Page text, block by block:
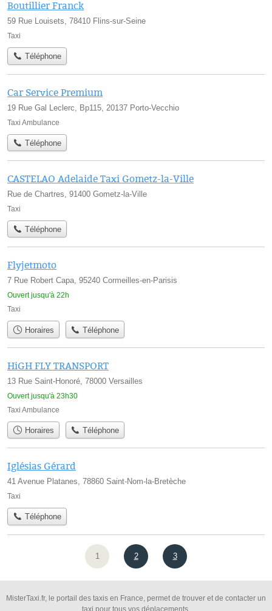
Boutillier Franck
59 Rue Louisets, 78410 Flins-sur-Seine
Taxi
Téléphone
Car Service Premium
19 Rue Gal Leclerc, Bp115, 20137 Porto-Vecchio
Taxi Ambulance
Téléphone
CASTELAO Adelaide Taxi Gometz-la-Ville
Rue de Chartres, 91400 Gometz-la-Ville
Taxi
Téléphone
Flyjetmoto
7 Rue Robert Capa, 95240 Cormeilles-en-Parisis
Ouvert jusqu'à 22h
Taxi
Horaires Téléphone
HiGH FLY TRANSPORT
13 Rue Saint-Honoré, 78000 Versailles
Ouvert jusqu'à 23h30
Taxi Ambulance
Horaires Téléphone
Iglésias Gérard
41 Avenue Platanes, 78860 Saint-Nom-la-Bretèche
Taxi
Téléphone
1 2 3
MisterTaxi.fr, le portail des taxis en France, permet de trouver et de contacter un
taxi pour tous vos déplacements.